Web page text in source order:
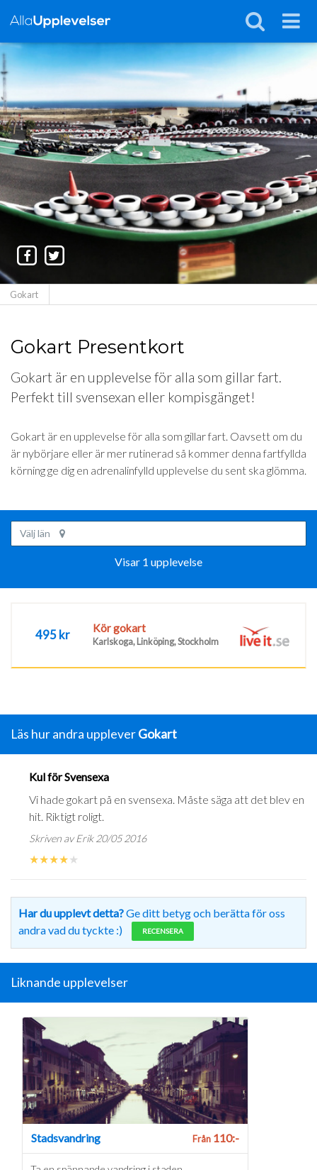
Gokart
Gokart Presentkort
Gokart är en upplevelse för alla som gillar fart.
Perfekt till svensexan eller kompisgänget!
Gokart är en upplevelse för alla som gillar fart. Oavsett om du
är nybörjare eller är mer rutinerad så kommer denna fartfyllda
körning ge dig en adrenalinfylld upplevelse du sent ska glömma.
Välj län
Visar 1 upplevelse
495 kr Kör gokart
Karlskoga, Linköping, Stockholm
Läs hur andra uppleverGokart
Kul för Svensexa
Vi hade gokart på en svensexa. Måste säga att det blev en
hit. Riktigt roligt.
Skriven av Erik 20/05 2016
★★★★★
Har du upplevt detta?Ge ditt betyg och berätta för oss
andra vad du tyckte :)
RECENSERA
Liknande upplevelser
Stadsvandring Från110:-